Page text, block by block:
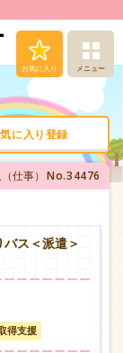
お気に入り メニュー
に入り登録
仕事） No.34476
バス＜派遣＞
得支援